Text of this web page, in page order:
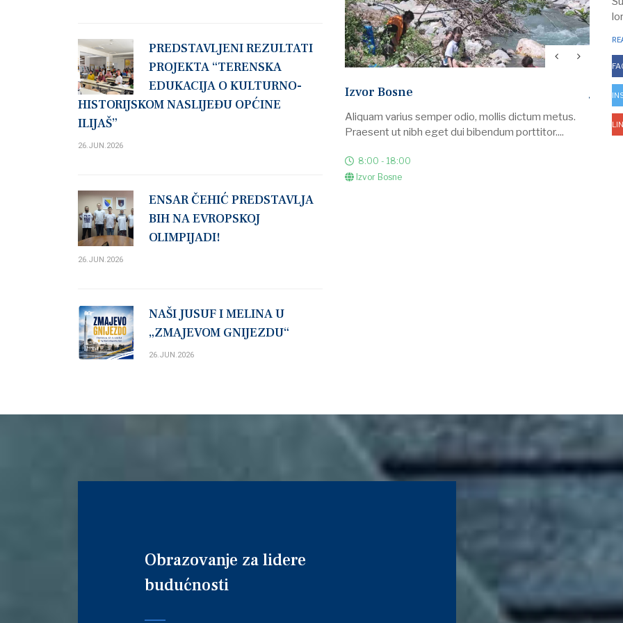
PREDSTAVLJENI REZULTATI
PROJEKTA “TERENSKA
EDUKACIJA O KULTURNO-
HISTORIJSKOM NASLIJEĐU OPĆINE
ILIJAŠ”
26.JUN.2026
ENSAR ČEHIĆ PREDSTAVLJA
BIH NA EVROPSKOJ
OLIMPIJADI!
26.JUN.2026
NAŠI JUSUF I MELINA U
„ZMAJEVOM GNIJEZDU“
26.JUN.2026
Izvor Bosne
Aliquam varius semper odio, mollis dictum metus.
Praesent ut nibh eget dui bibendum porttitor....
8:00 - 18:00
Izvor Bosne
U
Obrazovanje za lidere
budućnosti